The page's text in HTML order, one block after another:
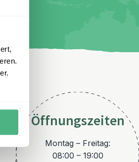
Öffnungszeiten
Montag – Freitag:
08:00 – 19:00